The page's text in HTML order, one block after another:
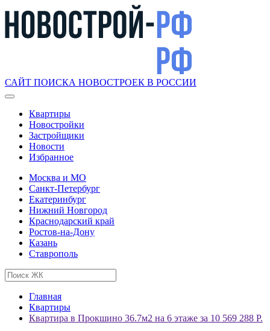
САЙТ ПОИСКА НОВОСТРОЕК В РОССИИ
Квартиры
Новостройки
Застройщики
Новости
Избранное
Москва и МО
Санкт-Петербург
Екатеринбург
Нижний Новгород
Краснодарский край
Ростов-на-Дону
Казань
Ставрополь
Главная
Квартиры
Квартира в Прокшино 36.7м2 на 6 этаже за 10 569 288 Р.